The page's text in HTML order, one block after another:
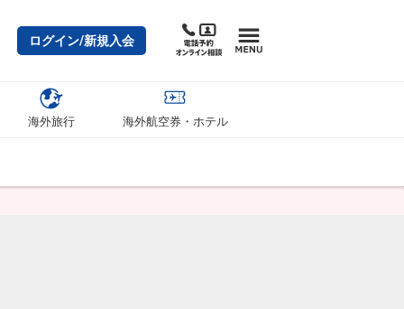
ログイン/新規入会
海外旅行 海外航空券・ホテル